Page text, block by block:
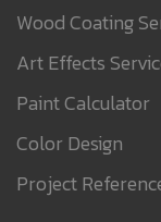
Wood Coating
Art Effects
Paint Calculator
Color Design
Project